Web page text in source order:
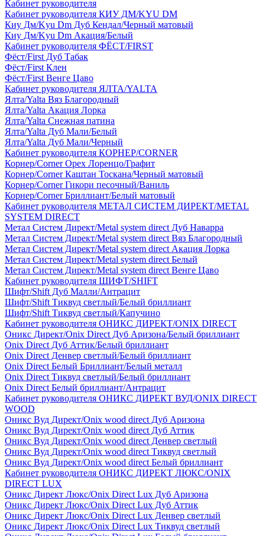
Кабинет руководителя
Кабинет руководителя КИУ ДМ/KYU DM
Киу Дм/Kyu Dm Дуб Кендал/Черный матовый
Киу Дм/Kyu Dm Акация/Белый
Кабинет руководителя ФЁСТ/FIRST
Фёст/First Дуб Табак
Фёст/First Клен
Фёст/First Венге Цаво
Кабинет руководителя ЯЛТА/YALTA
Ялта/Yalta Вяз Благородный
Ялта/Yalta Акация Лорка
Ялта/Yalta Снежная патина
Ялта/Yalta Дуб Мали/Белый
Ялта/Yalta Дуб Мали/Черный
Кабинет руководителя КОРНЕР/CORNER
Корнер/Corner Орех Лоренцо/Графит
Корнер/Corner Каштан Тоскана/Черный матовый
Корнер/Corner Гикори песочный/Ваниль
Корнер/Corner Бриллиант/Белый матовый
Кабинет руководителя МЕТАЛ СИСТЕМ ДИРЕКТ/METAL
SYSTEM DIRECT
Метал Систем Директ/Metal system direct Дуб Наварра
Метал Систем Директ/Metal system direct Вяз Благородный
Метал Систем Директ/Metal system direct Акация Лорка
Метал Систем Директ/Metal system direct Белый
Метал Систем Директ/Metal system direct Венге Цаво
Кабинет руководителя ШИФТ/SHIFT
Шифт/Shift Дуб Малли/Антрацит
Шифт/Shift Тиквуд светлый/Белый бриллиант
Шифт/Shift Тиквуд светлый/Капучино
Кабинет руководителя ОНИКС ДИРЕКТ/ONIX DIRECT
Оникс Директ/Onix Direct Дуб Аризона/Белый бриллиант
Onix Direct Дуб Аттик/Белый бриллиант
Onix Direct Денвер светлый/Белый бриллиант
Onix Direct Белый Бриллиант/Белый металл
Onix Direct Тиквуд светлый/Белый бриллиант
Onix Direct Белый бриллиант/Антрацит
Кабинет руководителя ОНИКС ДИРЕКТ ВУД/ONIX DIRECT
WOOD
Оникс Вуд Директ/Onix wood direct Дуб Аризона
Оникс Вуд Директ/Onix wood direct Дуб Аттик
Оникс Вуд Директ/Onix wood direct Денвер светлый
Оникс Вуд Директ/Onix wood direct Тиквуд светлый
Оникс Вуд Директ/Onix wood direct Белый бриллиант
Кабинет руководителя ОНИКС ДИРЕКТ ЛЮКС/ONIX
DIRECT LUX
Оникс Директ Люкс/Onix Direct Lux Дуб Аризона
Оникс Директ Люкс/Onix Direct Lux Дуб Аттик
Оникс Директ Люкс/Onix Direct Lux Денвер светлый
Оникс Директ Люкс/Onix Direct Lux Тиквуд светлый